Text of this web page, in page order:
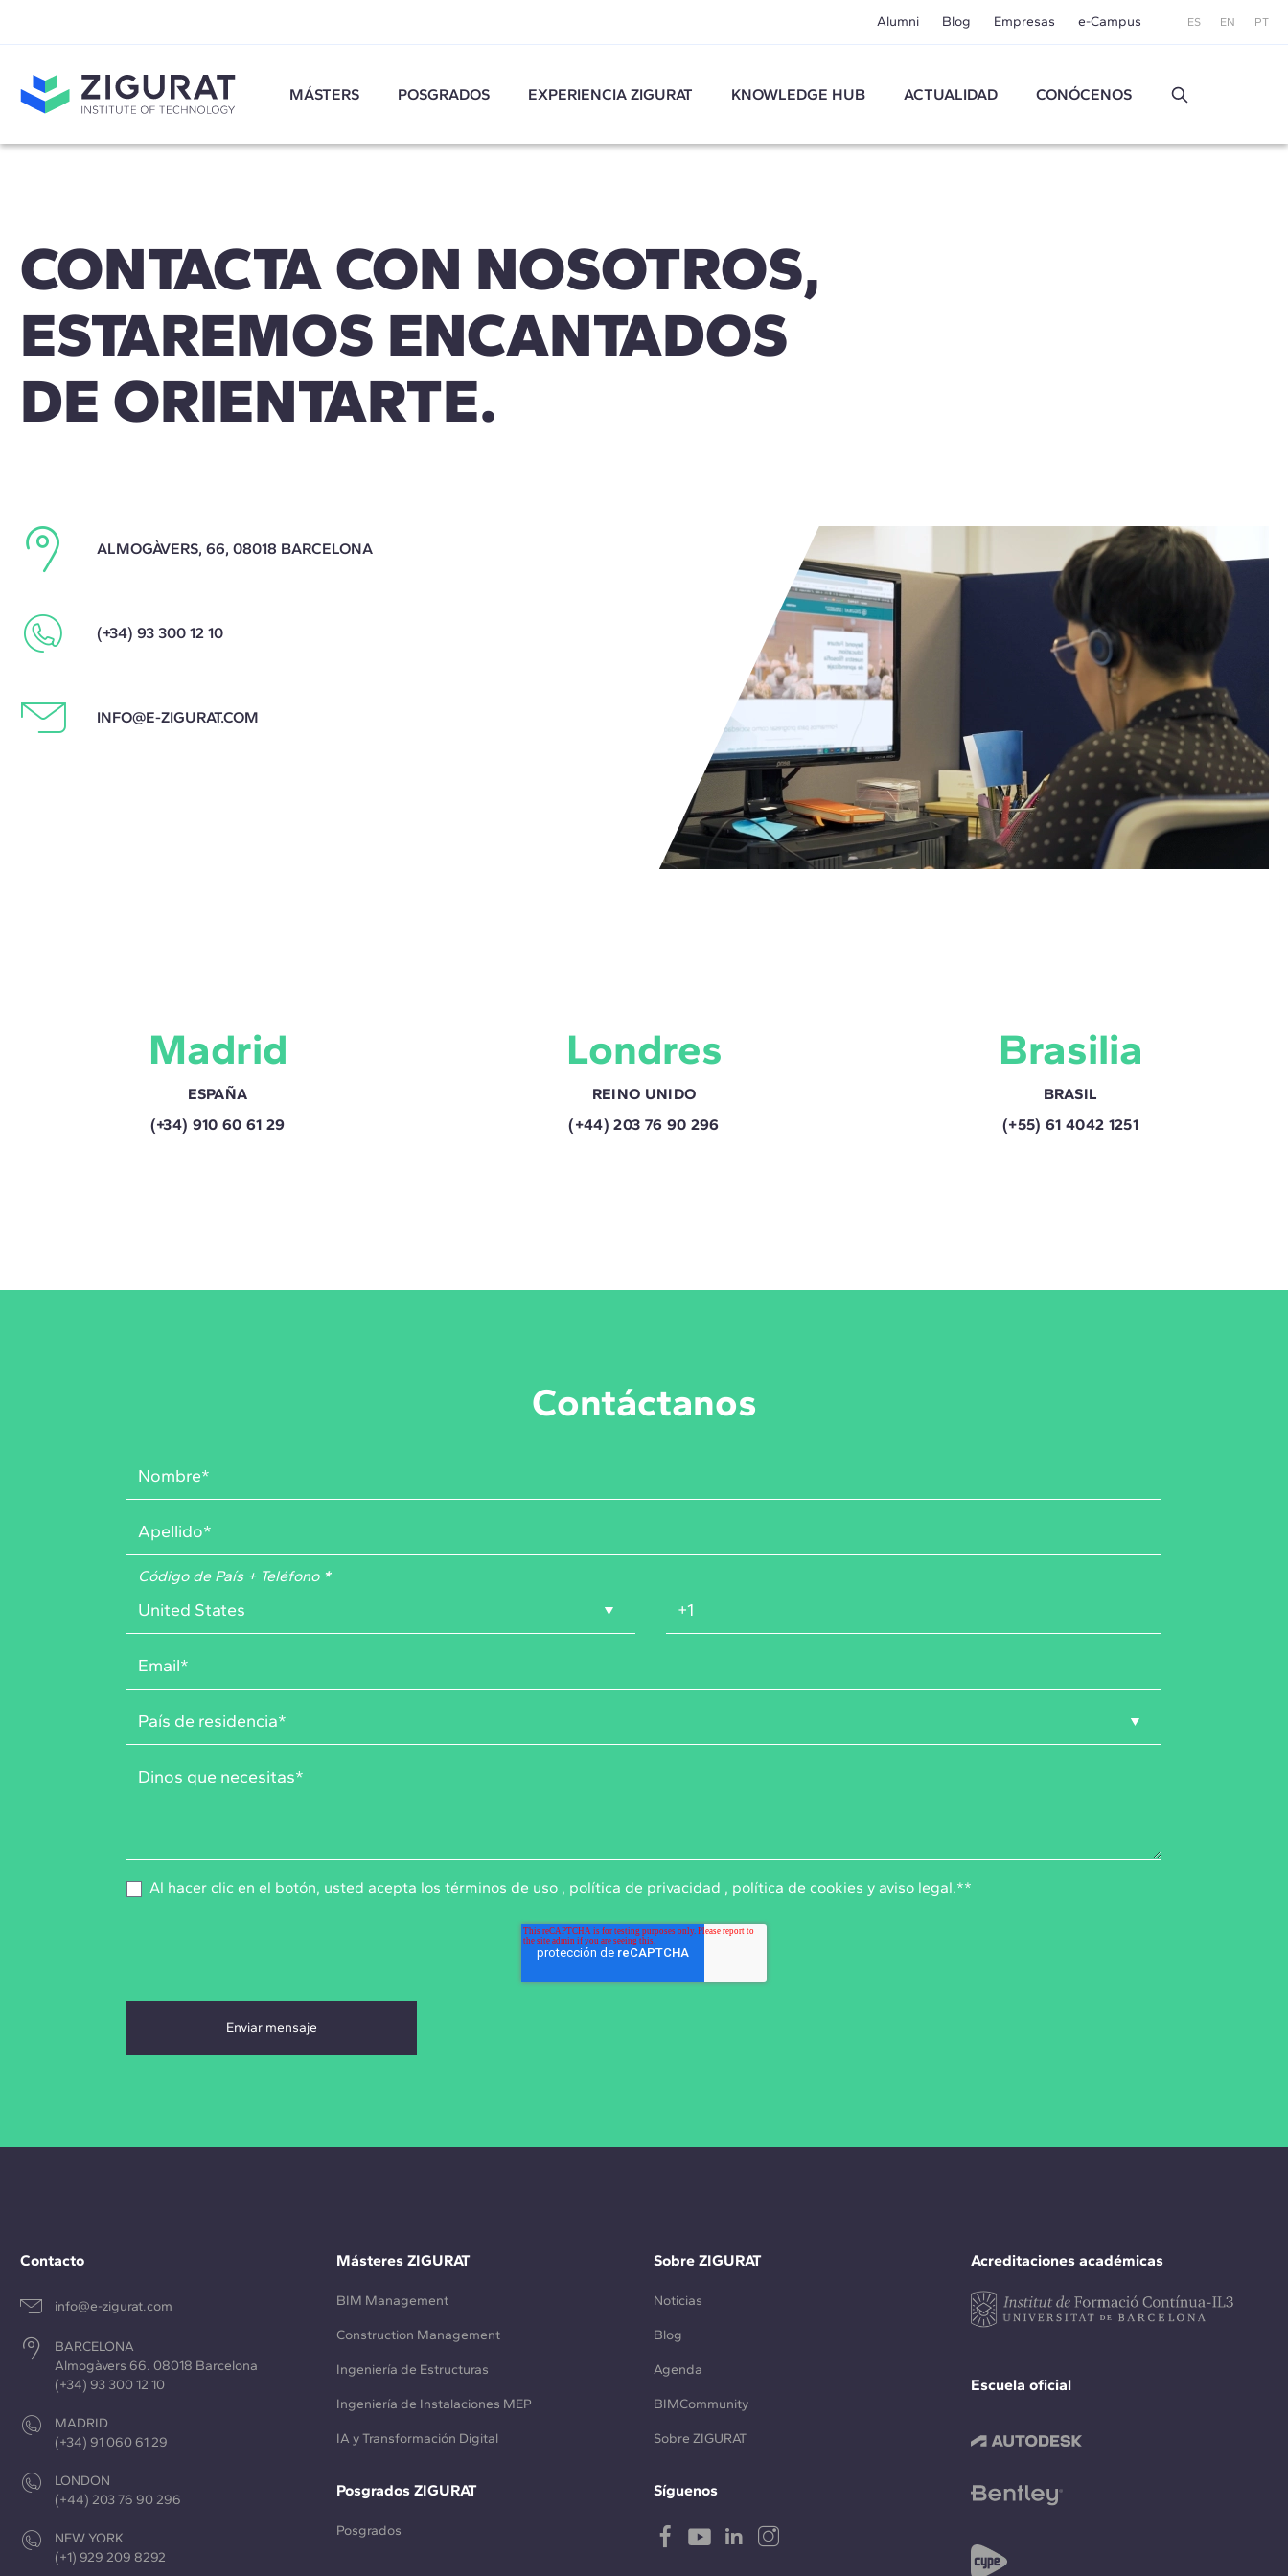
Alumni Blog Empresas e-Campus ES EN PT
MÁSTERS POSGRADOS EXPERIENCIA ZIGURAT KNOWLEDGE HUB ACTUALIDAD CONÓCENOS
CONTACTA CON NOSOTROS,
ESTAREMOS ENCANTADOS
DE ORIENTARTE.
ALMOGÀVERS, 66, 08018 BARCELONA
(+34) 93 300 12 10
INFO@E-ZIGURAT.COM
Madrid
ESPAÑA
(+34) 910 60 61 29
Londres
REINO UNIDO
(+44) 203 76 90 296
Brasilia
BRASIL
(+55) 61 4042 1251
Contáctanos
Código de País + Teléfono *
Al hacer clic en el botón, usted acepta los términos de uso , política de privacidad , política de cookies y aviso legal.**
Contacto
info@e-zigurat.com
BARCELONA
Almogàvers 66. 08018 Barcelona
(+34) 93 300 12 10
MADRID
(+34) 91 060 61 29
LONDON
(+44) 203 76 90 296
NEW YORK
(+1) 929 209 8292
Acreditaciones académicas
Escuela oficial
Másteres ZIGURAT
BIM Management
Construction Management
Ingeniería de Estructuras
Ingeniería de Instalaciones MEP
IA y Transformación Digital
Posgrados ZIGURAT
Posgrados
Sobre ZIGURAT
Noticias
Blog
Agenda
BIMCommunity
Sobre ZIGURAT
Síguenos